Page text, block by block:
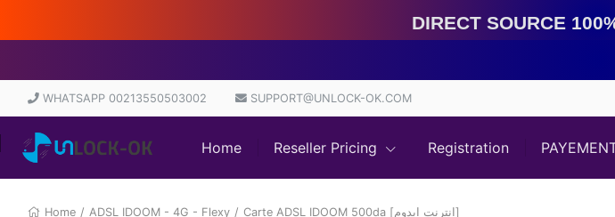
Direct Source 100%
WHATSAPP 00213550503002 SUPPORT@UNLOCK-OK.COM
Home Reseller Pricing Registration
Home / ADSL IDOOM - 4G - Flexy / Carte ADSL IDOOM 500da [انترنت ايدوم]